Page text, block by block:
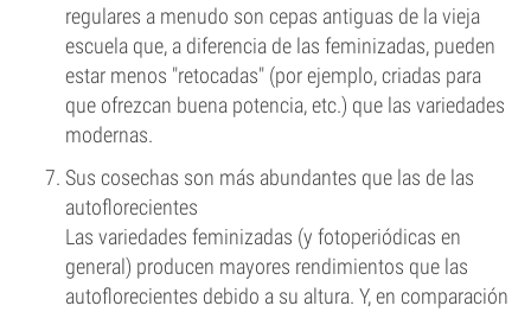
regulares a menudo son cepas antiguas de la vieja
escuela que, a diferencia de las feminizadas, pueden
estar menos "retocadas" (por ejemplo, criadas para
que ofrezcan buena potencia, etc.) que las variedades
modernas.
Sus cosechas son más abundantes que las de las
autoflorecientes
Las variedades feminizadas (y fotoperiódicas en
general) producen mayores rendimientos que las
autoflorecientes debido a su altura. Y, en comparación